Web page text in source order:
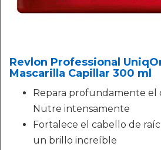
Revlon Professional
Mascarilla Capillar 300 ml
Repara profundamente el
Nutre intensamente
Fortalece el cabello de
un brillo increíble